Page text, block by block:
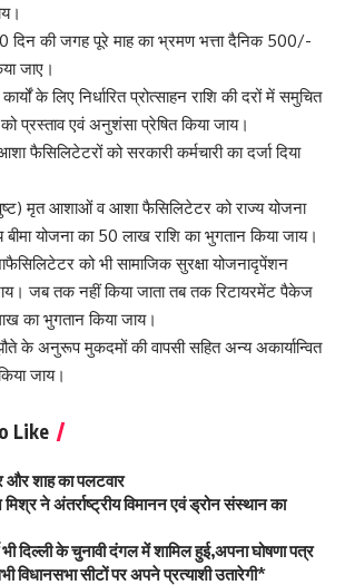
दिन की जगह पूरे माह का भ्रमण भत्ता दैनिक 500/-
जाए।
के लिए निर्धारित प्रोत्साहन राशि की दरों में समुचित
प्रस्ताव एवं अनुशंसा प्रेषित किया जाय।
फैसिलिटेटरों को सरकारी कर्मचारी का दर्जा दिया
मृत आशाओं व आशा फैसिलिटेटर को राज्य योजना
योजना का 50 लाख राशि का भुगतान किया जाय।
को भी सामाजिक सुरक्षा योजनादृपेंशन
जब तक नहीं किया जाता तब तक रिटायरमेंट पैकेज
का भुगतान किया जाय।
के अनुरूप मुकदमों की वापसी सहित अन्य अकार्यान्वित
जाय।
Like
शाह का पलटवार
मिश्र ने अंतर्राष्ट्रीय विमानन एवं ड्रोन संस्थान का
भी दिल्ली के चुनावी दंगल में शामिल हुई,अपना घोषणा पत्र
विधानसभा सीटों पर अपने प्रत्याशी उतारेगी*